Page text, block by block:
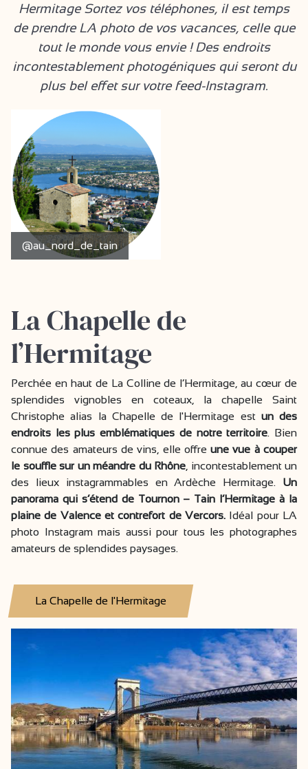
Hermitage Sortez vos téléphones, il est temps
de prendre LA photo de vos vacances, celle que
tout le monde vous envie ! Des endroits
incontestablement photogéniques qui seront du
plus bel effet sur votre feed-Instagram.
@au_nord_de_tain
La Chapelle de
l’Hermitage
Perchée en haut de La Colline de l’Hermitage, au cœur de
splendides vignobles en coteaux, la chapelle Saint
Christophe alias la Chapelle de l'Hermitage est un des
endroits les plus emblématiques de notre territoire. Bien
connue des amateurs de vins, elle offreune vue à couper
le souffle sur un méandre du Rhône , incontestablement un
des lieux instagrammables en Ardèche Hermitage. Un
panorama qui s’étend de Tournon – Tain l’Hermitage à la
plaine de Valence et contrefort de Vercors. Idéal pour LA
photo Instagram mais aussi pour tous les photographes
amateurs de splendides paysages.
La Chapelle de l'Hermitage